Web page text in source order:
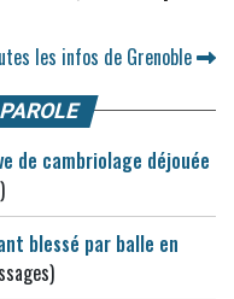
les infos de Grenoble
de cambriolage déjouée
blessé par balle en